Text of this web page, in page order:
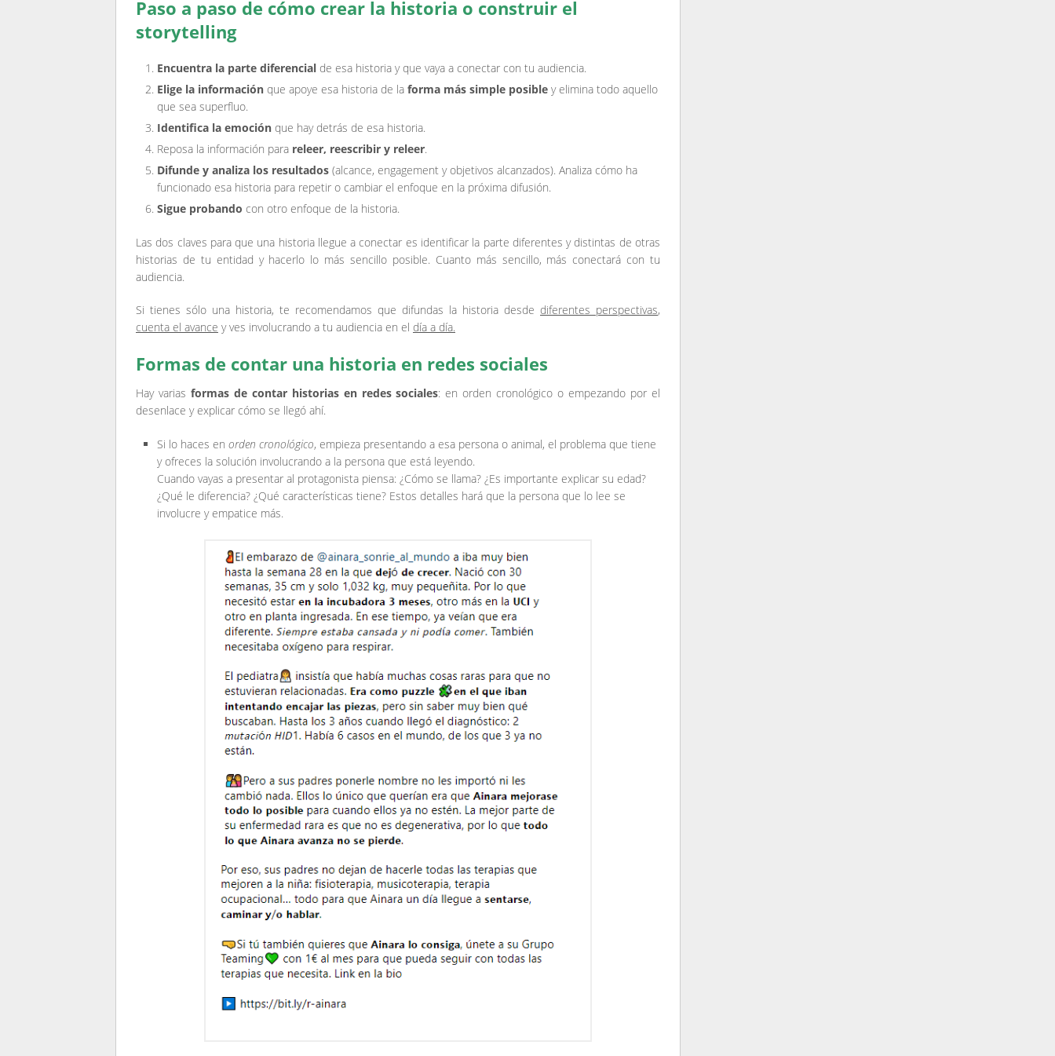
Paso a paso de cómo crear la historia o construir el
storytelling
Encuentra la parte diferencialde esa historia y que vaya a conectar con tu audiencia.
Elige la informaciónque apoye esa historia de la forma más simple posibley elimina todo aquello
que sea superfluo.
Identifica la emociónque hay detrás de esa historia.
Reposa la información para releer, reescribir y releer.
Difunde y analiza los resultados(alcance, engagement y objetivos alcanzados). Analiza cómo ha
funcionado esa historia para repetir o cambiar el enfoque en la próxima difusión.
Sigue probando con otro enfoque de la historia.
Las dos claves para que una historia llegue a conectar es identificar la parte diferentes y distintas de otras
historias de tu entidad y hacerlo lo más sencillo posible. Cuanto más sencillo, más conectará con tu
audiencia.
Si tienes sólo una historia, te recomendamos que difundas la historia desde diferentes perspectivas,
cuenta el avance y ves involucrando a tu audiencia en el día a día.
Formas de contar una historia en redes sociales
Hay varias formas de contar historias en redes sociales: en orden cronológico o empezando por el
desenlace y explicar cómo se llegó ahí.
Si lo haces en orden cronológico, empieza presentando a esa persona o animal, el problema que tiene
y ofreces la solución involucrando a la persona que está leyendo.
Cuando vayas a presentar al protagonista piensa: ¿Cómo se llama? ¿Es importante explicar su edad?
¿Qué le diferencia? ¿Qué características tiene? Estos detalles hará que la persona que lo lee se
involucre y empatice más.